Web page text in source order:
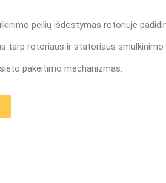
peilių išdėstymas rotoriuje
tarp rotoriaus ir statoriaus smulkinimo
pakeitimo mechanizmas.